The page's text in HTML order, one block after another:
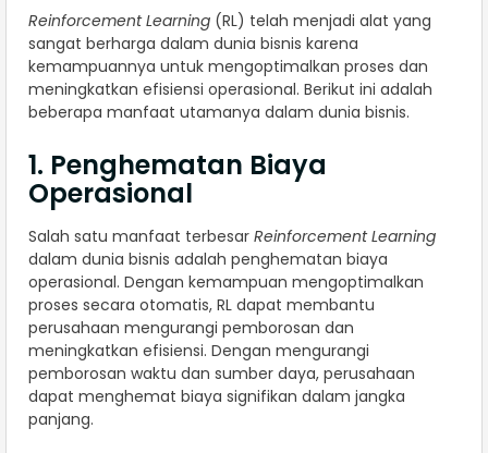
Reinforcement Learning (RL) telah menjadi alat yang
sangat berharga dalam dunia bisnis karena
kemampuannya untuk mengoptimalkan proses dan
meningkatkan efisiensi operasional. Berikut ini adalah
beberapa manfaat utamanya dalam dunia bisnis.
1. Penghematan Biaya
Operasional
Salah satu manfaat terbesar Reinforcement Learning
dalam dunia bisnis adalah penghematan biaya
operasional. Dengan kemampuan mengoptimalkan
proses secara otomatis, RL dapat membantu
perusahaan mengurangi pemborosan dan
meningkatkan efisiensi. Dengan mengurangi
pemborosan waktu dan sumber daya, perusahaan
dapat menghemat biaya signifikan dalam jangka
panjang.